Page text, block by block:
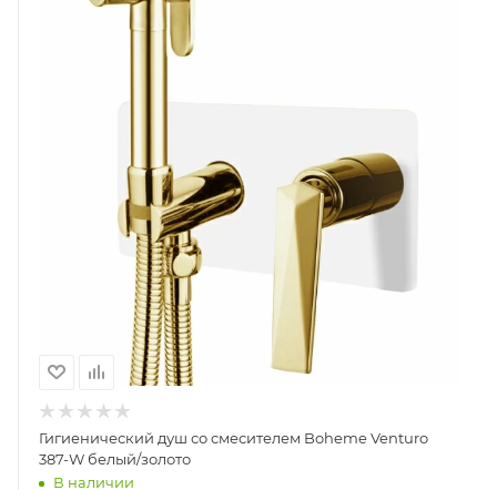
Гигиенический душ со смесителем Boheme Venturo
387-W белый/золото
В наличии